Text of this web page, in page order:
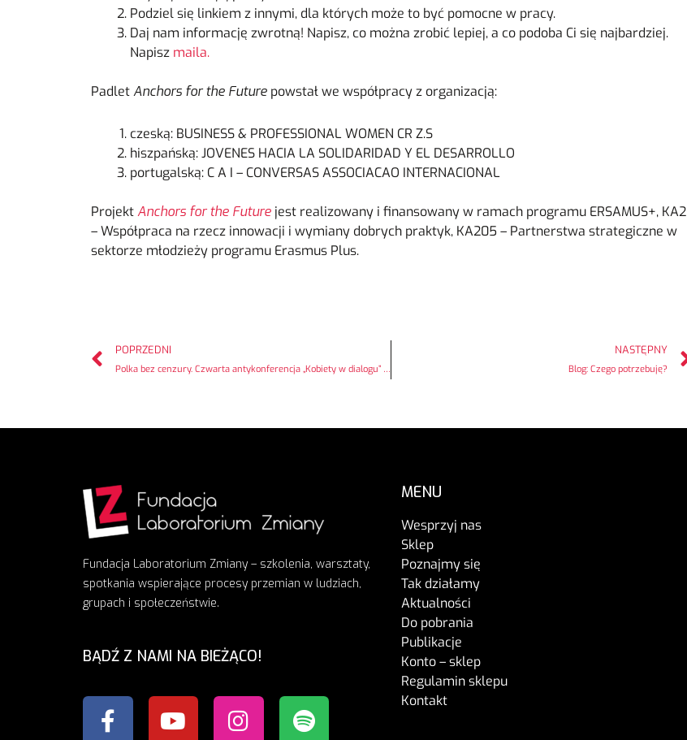
Podziel się linkiem z innymi, dla których może to być pomocne w pracy.
Daj nam informację zwrotną! Napisz, co można zrobić lepiej, a co podoba Ci się najbardziej.
Napisz maila.
PadletAnchors for the Future powstał we współpracy z organizacją:
czeską: BUSINESS & PROFESSIONAL WOMEN CR Z.S
hiszpańską: JOVENES HACIA LA SOLIDARIDAD Y EL DESARROLLO
portugalską: C A I – CONVERSAS ASSOCIACAO INTERNACIONAL
ProjektAnchors for the Future jest realizowany i finansowany w ramach programu ERSAMUS+, KA2
– Współpraca na rzecz innowacji i wymiany dobrych praktyk, KA205 – Partnerstwa strategiczne w
sektorze młodzieży programu Erasmus Plus.
POPRZEDNI
Polka bez cenzury. Czwarta antykonferencja „Kobiety w dialogu” tuż tuż
NASTĘPNY
Blog: Czego potrzebuję?
Fundacja Laboratorium Zmiany – szkolenia, warsztaty,
spotkania wspierające procesy przemian w ludziach,
grupach i społeczeństwie.
BĄDŹ Z NAMI NA BIEŻĄCO!
MENU
Wesprzyj nas
Sklep
Poznajmy się
Tak działamy
Aktualności
Do pobrania
Publikacje
Konto – sklep
Regulamin sklepu
Kontakt